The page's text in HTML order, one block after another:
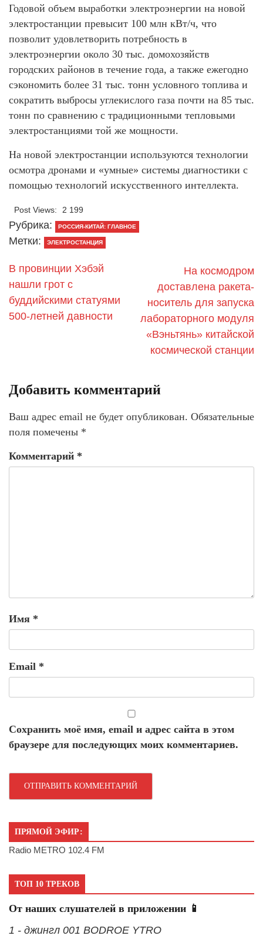
Годовой объем выработки электроэнергии на новой
электростанции превысит 100 млн кВт/ч, что
позволит удовлетворить потребность в
электроэнергии около 30 тыс. домохозяйств
городских районов в течение года, а также ежегодно
сэкономить более 31 тыс. тонн условного топлива и
сократить выбросы углекислого газа почти на 85 тыс.
тонн по сравнению с традиционными тепловыми
электростанциями той же мощности.
На новой электростанции используются технологии
осмотра дронами и «умные» системы диагностики с
помощью технологий искусственного интеллекта.
Post Views: 2 199
Рубрика: РОССИЯ-КИТАЙ: ГЛАВНОЕ
Метки: ЭЛЕКТРОСТАНЦИЯ
В провинции Хэбэй
нашли грот с
буддийскими статуями
500-летней давности
На космодром
доставлена ракета-
носитель для запуска
лабораторного модуля
«Вэньтянь» китайской
космической станции
Добавить комментарий
Ваш адрес email не будет опубликован. Обязательные
поля помечены *
Комментарий *
Имя *
Email *
Сохранить моё имя, email и адрес сайта в этом
браузере для последующих моих комментариев.
ПРЯМОЙ ЭФИР:
Radio METRO 102.4 FM
ТОП 10 ТРЕКОВ
От наших слушателей в приложении 📱
1 - джингл 001 BODROE YTRO